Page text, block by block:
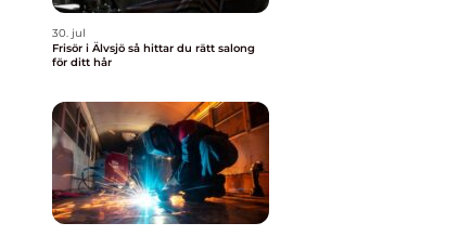
30. jul
Frisör i Älvsjö så hittar du rätt salong
för ditt hår